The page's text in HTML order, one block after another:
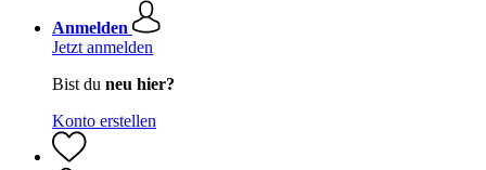
Anmelden
Jetzt anmelden
Bist du neu hier?
Konto erstellen